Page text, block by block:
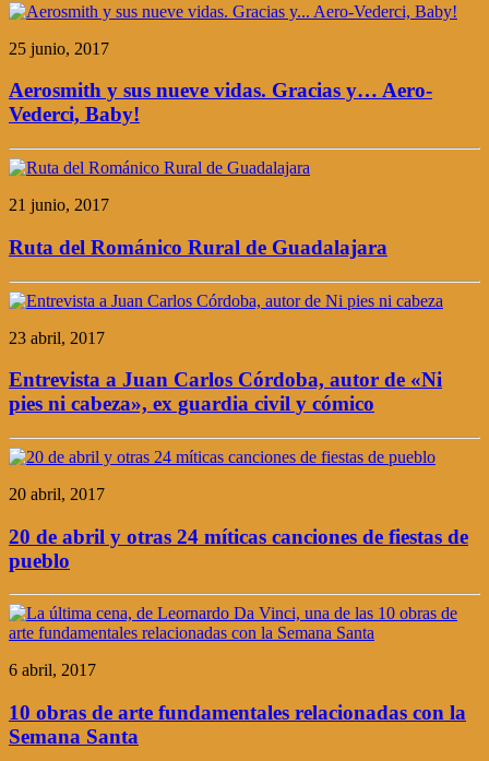
25 junio, 2017
Aerosmith y sus nueve vidas. Gracias y… Aero-
Vederci, Baby!
21 junio, 2017
Ruta del Románico Rural de Guadalajara
23 abril, 2017
Entrevista a Juan Carlos Córdoba, autor de «Ni
pies ni cabeza», ex guardia civil y cómico
20 abril, 2017
20 de abril y otras 24 míticas canciones de fiestas de
pueblo
6 abril, 2017
10 obras de arte fundamentales relacionadas con la
Semana Santa